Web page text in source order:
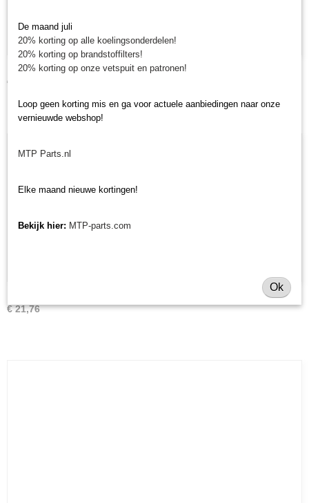
Luchtfilter Iseki/Kubota/Shibaura/Yanmar
€ 14,75
€ 21,76
De maand juli
20% korting op alle koelingsonderdelen!
20% korting op brandstoffilters!
20% korting op onze vetspuit en patronen!
Loop geen korting mis en ga voor actuele aanbiedingen naar onze
vernieuwde webshop!
MTP Parts.nl
Elke maand nieuwe kortingen!
Bekijk hier: MTP-parts.com
Ok